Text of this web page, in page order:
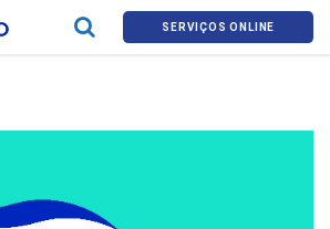
SERVIÇOS ONLINE